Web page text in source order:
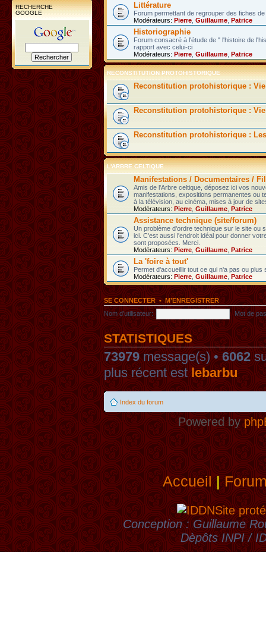
RECHERCHE
GOOGLE
Littérature
Forum permettant de regrouper des fiches
Modérateurs: Pierre Guillaume Patrice
Historiographie
Forum consacré à l'étude de " l'histoire de
rapport avec celui-ci
Modérateurs: Pierre Guillaume Patrice
RECONSTITUTION PROTOHISTORIQUE
Reconstitution protohistorique :
Reconstitution protohistorique :
Reconstitution protohistorique :
L'ARBRE CELTIQUE
Manifestations / Documentaires /
Amis de l'Arbre celtique, déposez ici vos
manifestations, expositions permanentes ou
à la télévision, au cinéma, mises à jour de
Modérateurs: Pierre Guillaume Patrice
Assistance technique (site/forum)
Un problème d'ordre technique sur le site ou
ici. C'est aussi l'endroit idéal pour donner
sont proposées. Merci.
Modérateurs: Pierre Guillaume Patrice
La 'foire à tout'
Permet d'accueillir tout ce qui n'a pas ou
Modérateurs: Pierre Guillaume Patrice
SE CONNECTER•M’ENREGISTRER
Nom d’utilisateur:
Mot de
STATISTIQUES
73979message(s) •6062
plus récent estlebarbu
Index du forum
Powered by
Accueil|
Site
Conception : Guillaume
Dèpôts INPI /